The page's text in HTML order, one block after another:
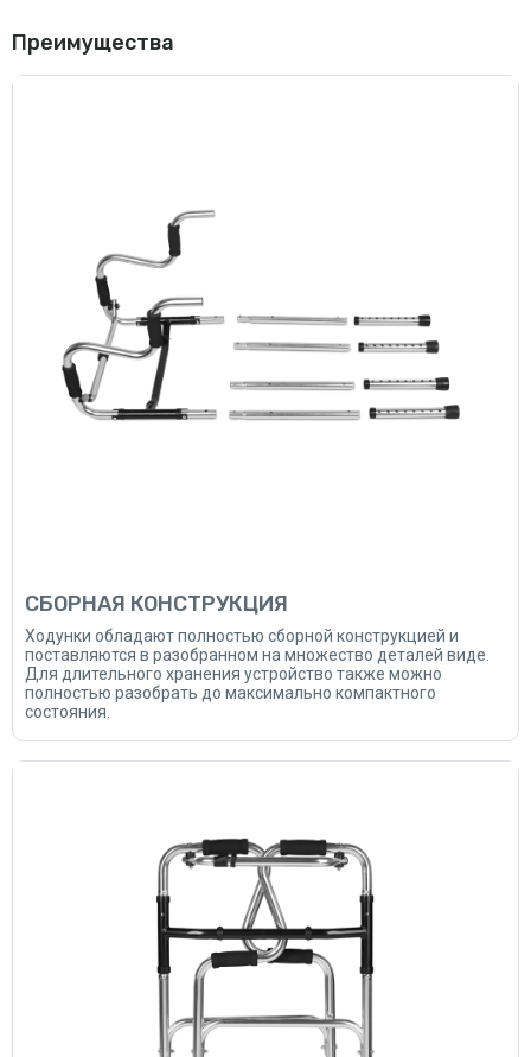
Преимущества
СБОРНАЯ КОНСТРУКЦИЯ
Ходунки обладают полностью сборной конструкцией и
поставляются в разобранном на множество деталей виде.
Для длительного хранения устройство также можно
полностью разобрать до максимально компактного
состояния.